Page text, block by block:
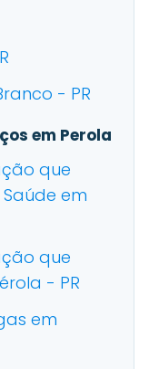
- PR
em Perola
que
em
que
- PR
em